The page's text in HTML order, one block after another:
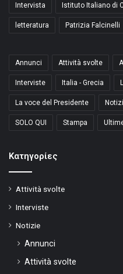
Intervista Istituto Italiano di
letteratura Patrizia Falcinelli
Annunci Attività svolte
Interviste Italia - Grecia
La voce del Presidente
SOLO QUI Stampa
Kατηγορίες
Attività svolte
Interviste
Notizie
Annunci
Attività svolte